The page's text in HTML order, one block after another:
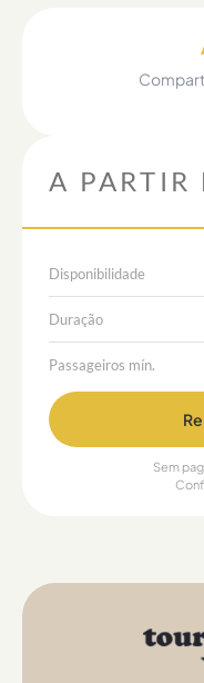
A PARTIR
Disponibilidade
Duração
Passageiros mín.
Sem